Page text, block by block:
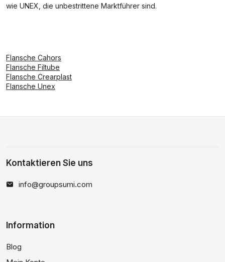
wie UNEX, die unbestrittene Marktführer sind.
Flansche Cahors
Flansche Filtube
Flansche Crearplast
Flansche Unex
Kontaktieren Sie uns
info@groupsumi.com
Information
Blog